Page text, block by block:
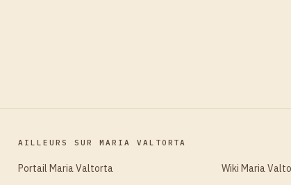
AILLEURS SUR MARIA VALTORTA
Portail Maria Valtorta
Wiki Maria